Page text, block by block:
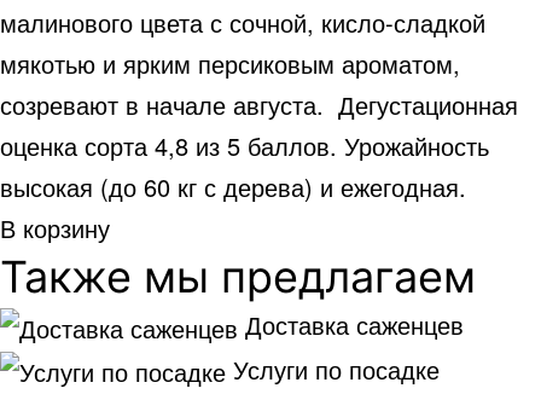
малинового цвета с сочной, кисло-сладкой
мякотью и ярким персиковым ароматом,
созревают в начале августа. Дегустационная
оценка сорта 4,8 из 5 баллов. Урожайность
высокая (до 60 кг с дерева) и ежегодная.
В корзину
Также мы предлагаем
Доставка саженцев
Услуги по посадке